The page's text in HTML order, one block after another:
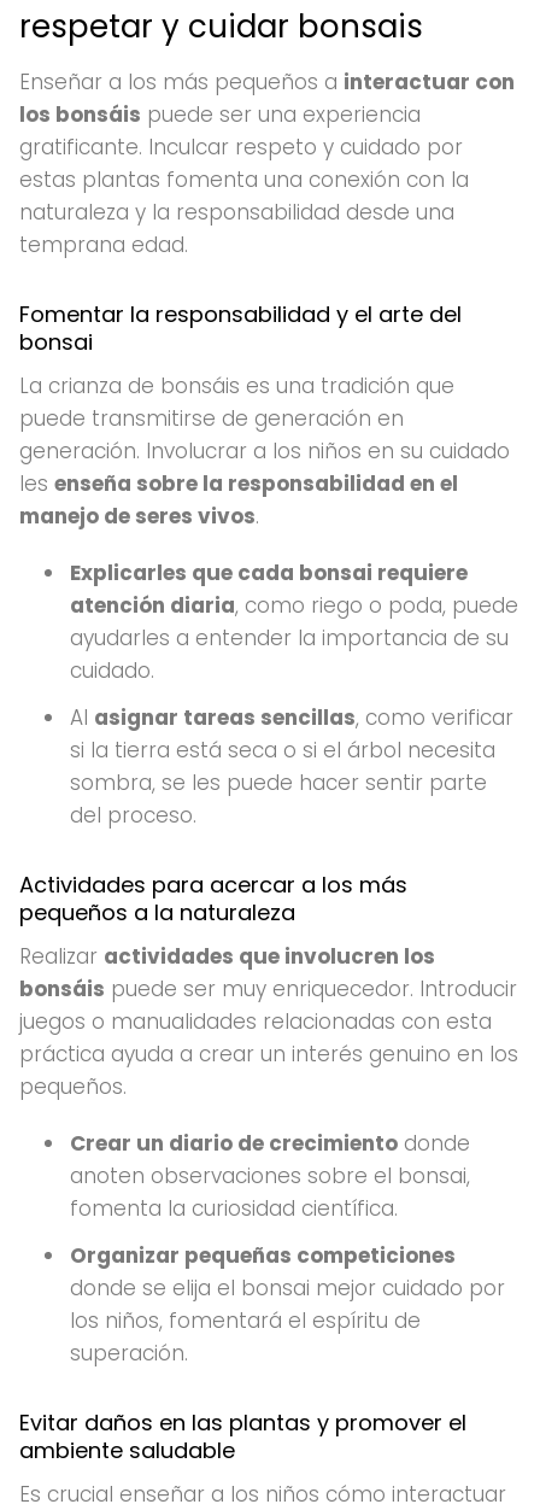
respetar y cuidar bonsais
Enseñar a los más pequeños a interactuar con
los bonsáis puede ser una experiencia
gratificante. Inculcar respeto y cuidado por
estas plantas fomenta una conexión con la
naturaleza y la responsabilidad desde una
temprana edad.
Fomentar la responsabilidad y el arte del
bonsai
La crianza de bonsáis es una tradición que
puede transmitirse de generación en
generación. Involucrar a los niños en su cuidado
les enseña sobre la responsabilidad en el
manejo de seres vivos.
Explicarles que cada bonsai requiere
atención diaria, como riego o poda, puede
ayudarles a entender la importancia de su
cuidado.
Al asignar tareas sencillas, como verificar
si la tierra está seca o si el árbol necesita
sombra, se les puede hacer sentir parte
del proceso.
Actividades para acercar a los más
pequeños a la naturaleza
Realizar actividades que involucren los
bonsáis puede ser muy enriquecedor. Introducir
juegos o manualidades relacionadas con esta
práctica ayuda a crear un interés genuino en los
pequeños.
Crear un diario de crecimiento donde
anoten observaciones sobre el bonsai,
fomenta la curiosidad científica.
Organizar pequeñas competiciones
donde se elija el bonsai mejor cuidado por
los niños, fomentará el espíritu de
superación.
Evitar daños en las plantas y promover el
ambiente saludable
Es crucial enseñar a los niños cómo interactuar